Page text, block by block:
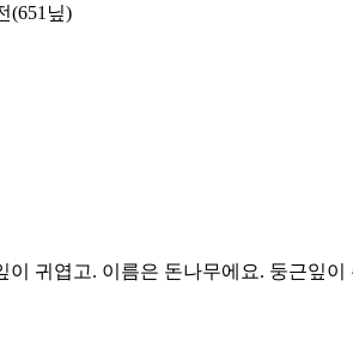
(651 닢)
귀엽고. 이름은 돈나무에요. 둥근잎